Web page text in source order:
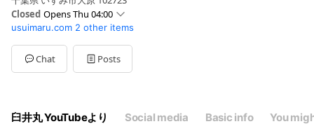
Closed Opens Thu 04:00
Sun04:00 - 18:00
Mon04:00 - 18:00
Tue04:00 - 18:00
Wed04:00 - 18:00
Sat 04:00 - 18:00
毎月第一、第三月曜定休。(祝日の場合は翌日)
usuimaru.com 2 other items
Chat Posts
臼井丸 YouTubeより Social media Basic info You